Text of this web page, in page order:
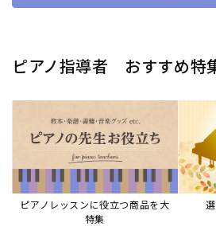
ピアノ指導者 おすすめ特
ピアノレッスンに役立つ商品を大
特集